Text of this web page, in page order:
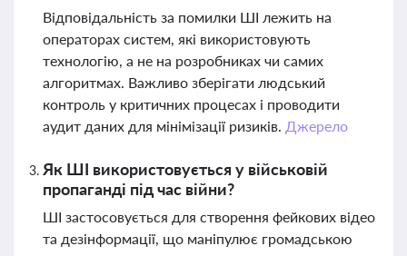
Відповідальність за помилки ШІ лежить на
операторах систем, які використовують
технологію, а не на розробниках чи самих
алгоритмах. Важливо зберігати людський
контроль у критичних процесах і проводити
аудит даних для мінімізації ризиків. Джерело
Як ШІ використовується у військовій
пропаганді під час війни?
ШІ застосовується для створення фейкових відео
та дезінформації, що маніпулює громадською